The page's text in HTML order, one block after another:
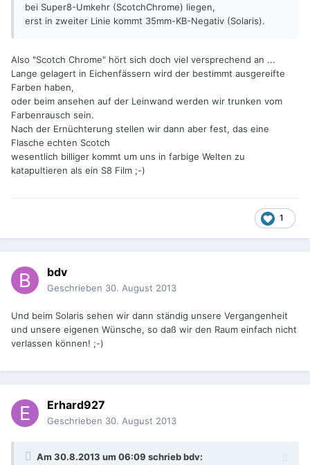
bei Super8-Umkehr (ScotchChrome) liegen,
erst in zweiter Linie kommt 35mm-KB-Negativ (Solaris).
Also "Scotch Chrome" hört sich doch viel versprechend an ...
Lange gelagert in Eichenfässern wird der bestimmt ausgereifte
Farben haben,
oder beim ansehen auf der Leinwand werden wir trunken vom
Farbenrausch sein.
Nach der Ernüchterung stellen wir dann aber fest, das eine
Flasche echten Scotch
wesentlich billiger kommt um uns in farbige Welten zu
katapultieren als ein S8 Film ;-)
1
bdv
Geschrieben 30. August 2013
Und beim Solaris sehen wir dann ständig unsere Vergangenheit
und unsere eigenen Wünsche, so daß wir den Raum einfach nicht
verlassen können! ;-)
Erhard927
Geschrieben 30. August 2013
Am 30.8.2013 um 06:09 schrieb bdv: